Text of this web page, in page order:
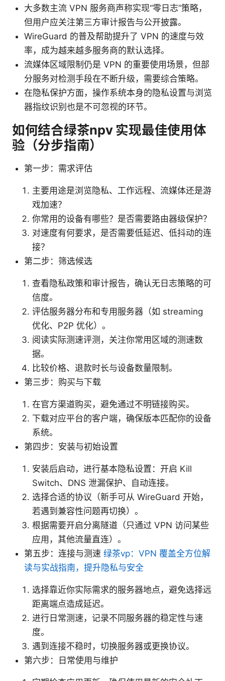
大多数主流 VPN 服务商声称实现“零日志”策略，
但用户应关注第三方审计报告与公开披露。
WireGuard 的普及帮助提升了 VPN 的速度与效
率，成为越来越多服务商的默认选择。
流媒体区域限制仍是 VPN 的重要使用场景，但部
分服务对检测手段在不断升级，需要综合策略。
在隐私保护方面，操作系统本身的隐私设置与浏览
器指纹识别也是不可忽视的环节。
如何结合绿茶npv 实现最佳使用体
验（分步指南）
第一步：需求评估
主要用途是浏览隐私、工作远程、流媒体还是游
戏加速？
你常用的设备有哪些？是否需要路由器级保护？
对速度有何要求，是否需要低延迟、低抖动的连
接？
第二步：筛选候选
查看隐私政策和审计报告，确认无日志策略的可
信度。
评估服务器分布和专用服务器（如 streaming
优化、P2P 优化）。
阅读实际测速评测，关注你常用区域的测速数
据。
比较价格、退款时长与设备数量限制。
第三步：购买与下载
在官方渠道购买，避免通过不明链接购买。
下载对应平台的客户端，确保版本匹配你的设备
系统。
第四步：安装与初始设置
安装后启动，进行基本隐私设置：开启 Kill
Switch、DNS 泄漏保护、自动连接。
选择合适的协议（新手可从 WireGuard 开始，
若遇到兼容性问题再切换）。
根据需要开启分离隧道（只通过 VPN 访问某些
应用，其他流量直连）。
第五步：连接与测速 绿茶vp：VPN 覆盖全方位解
读与实战指南，提升隐私与安全
选择靠近你实际需求的服务器地点，避免选择远
距离端点造成延迟。
进行日常测速，记录不同服务器的稳定性与速
度。
遇到连接不稳时，切换服务器或更换协议。
第六步：日常使用与维护